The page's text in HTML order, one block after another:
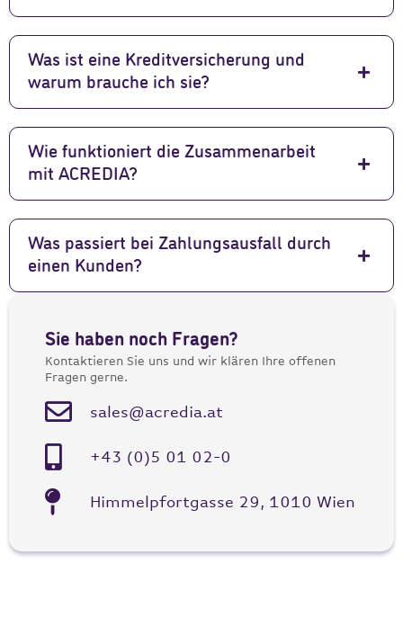
Was ist eine Kreditversicherung und
warum brauche ich sie?
Wie funktioniert die Zusammenarbeit
mit ACREDIA?
Was passiert bei Zahlungsausfall durch
einen Kunden?
Sie haben noch Fragen?
Kontaktieren Sie uns und wir klären Ihre offenen
Fragen gerne.
sales@acredia.at
+43 (0)5 01 02-0
Himmelpfortgasse 29, 1010 Wien